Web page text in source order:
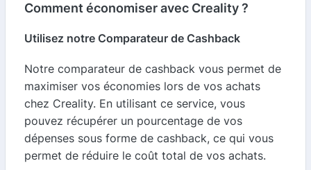
Comment économiser avec Creality ?
Utilisez notre Comparateur de Cashback
Notre comparateur de cashback vous permet de
maximiser vos économies lors de vos achats
chez Creality. En utilisant ce service, vous
pouvez récupérer un pourcentage de vos
dépenses sous forme de cashback, ce qui vous
permet de réduire le coût total de vos achats.